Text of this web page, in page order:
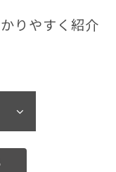
りやすく紹介